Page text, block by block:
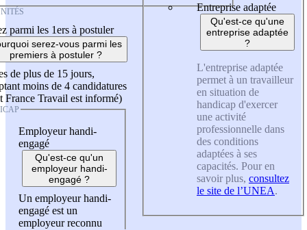
parmi les 1ers à postuler
serez-vous parmi les
premiers à postuler ?
de plus de 15 jours,
moins de 4 candidatures
France Travail est informé)
Employeur handi-
engagé
Qu'est-ce qu'un
employeur handi-
engagé ?
Un employeur handi-
engagé est un
employeur reconnu
Entreprise adaptée
Qu'est-ce qu'une
entreprise adaptée
?
L'entreprise adaptée
permet à un travailleur
en situation de
handicap d'exercer
une activité
professionnelle dans
des conditions
adaptées à ses
capacités. Pour en
savoir plus, consultez
le site de l’UNEA.